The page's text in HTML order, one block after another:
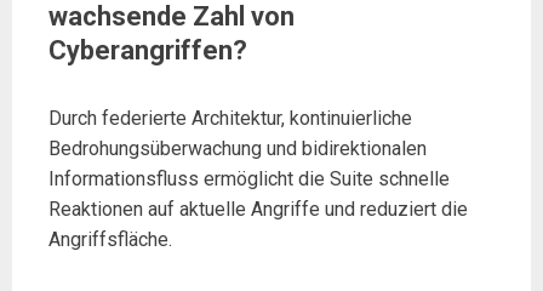
wachsende Zahl von
Cyberangriffen?
Durch federierte Architektur, kontinuierliche
Bedrohungsüberwachung und bidirektionalen
Informationsfluss ermöglicht die Suite schnelle
Reaktionen auf aktuelle Angriffe und reduziert die
Angriffsfläche.